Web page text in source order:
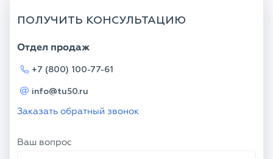
ПОЛУЧИТЬ КОНСУЛЬТАЦИЮ
Отдел продаж
+7 (800) 100-77-61
info@tu50.ru
Заказать обратный звонок
Ваш вопрос